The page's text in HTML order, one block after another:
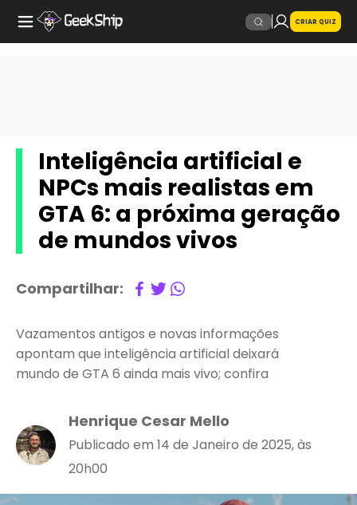
CRIAR QUIZ
Inteligência artificial e
NPCs mais realistas em
GTA 6: a próxima geração
de mundos vivos
Compartilhar:
Vazamentos antigos e novas informações
apontam que inteligência artificial deixará
mundo de GTA 6 ainda mais vivo; confira
Henrique Cesar Mello
Publicado em 14 de Janeiro de 2025, às
20h00